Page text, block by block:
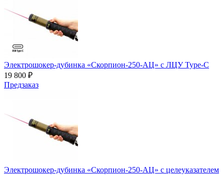
Электрошокер-дубинка «Скорпион-250-АЦ» с ЛЦУ Type-C
19 800 ₽
Предзаказ
Электрошокер-дубинка «Скорпион-250-АЦ» с целеуказателем